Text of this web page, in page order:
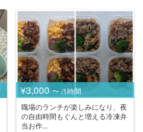
¥3,000 〜 /1時間
職場のランチが楽しみになり、夜
の自由時間もぐんと増える冷凍弁
当お作...